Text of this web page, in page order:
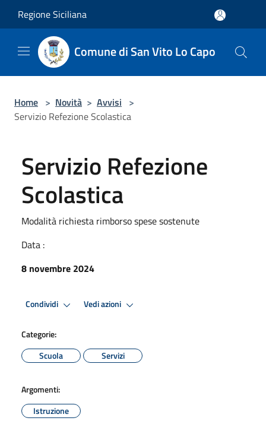
Regione Siciliana
Comune di San Vito Lo Capo
Home > Novità > Avvisi >
Servizio Refezione Scolastica
Servizio Refezione
Scolastica
Modalità richiesta rimborso spese sostenute
Data :
8 novembre 2024
Condividi Vedi azioni
Categorie:
Scuola
Servizi
Argomenti:
Istruzione